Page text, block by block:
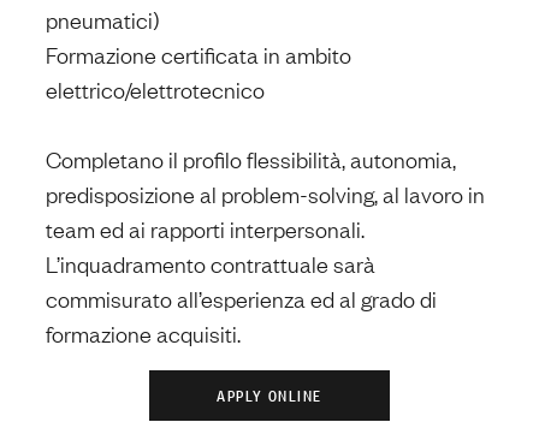
pneumatici)
Formazione certificata in ambito
elettrico/elettrotecnico
Completano il profilo flessibilità, autonomia,
predisposizione al problem-solving, al lavoro in
team ed ai rapporti interpersonali.
L’inquadramento contrattuale sarà
commisurato all’esperienza ed al grado di
formazione acquisiti.